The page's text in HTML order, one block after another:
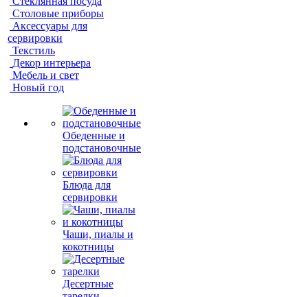
Столовые приборы
Аксессуары для
сервировки
Текстиль
Декор интерьера
Мебель и свет
Новый год
Обеденные и
подстановочные
Блюда для
сервировки
Чаши, пиалы и
кокотницы
Десертные